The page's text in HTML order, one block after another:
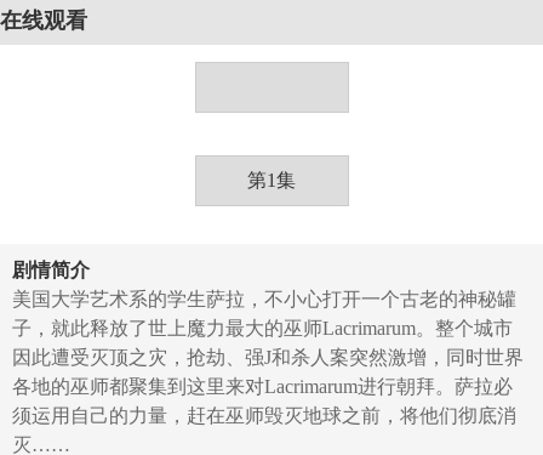
在线观看
第1集
剧情简介
美国大学艺术系的学生萨拉，不小心打开一个古老的神秘罐
子，就此释放了世上魔力最大的巫师Lacrimarum。整个城市
因此遭受灭顶之灾，抢劫、强J和杀人案突然激增，同时世界
各地的巫师都聚集到这里来对Lacrimarum进行朝拜。萨拉必
须运用自己的力量，赶在巫师毁灭地球之前，将他们彻底消
灭……